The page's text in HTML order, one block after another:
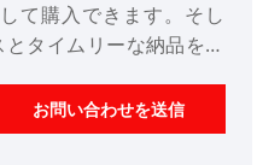
て購入できます。そし
タイムリーな納品を提
ーカーおよびサプライ
相 3 線式多機能エネル
お問い合わせを送信